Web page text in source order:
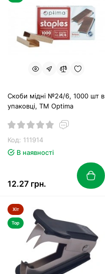
Скоби мідні №24/6, 1000 шт в
упаковці, ТМ Optima
Код: 111914
В наявності
12.27 грн.
Хіт
Top